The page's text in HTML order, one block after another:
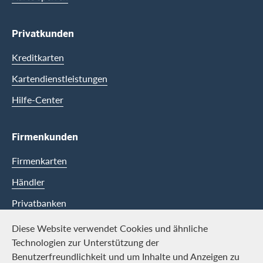
Diese Website verwendet Cookies und ähnliche
Technologien zur Unterstützung der
Benutzerfreundlichkeit und um Inhalte und Anzeigen zu
Privatkunden
Kreditkarten
Kartendienstleistungen
Hilfe-Center
Firmenkunden
Firmenkarten
Händler
Privatbanken
Swisscard